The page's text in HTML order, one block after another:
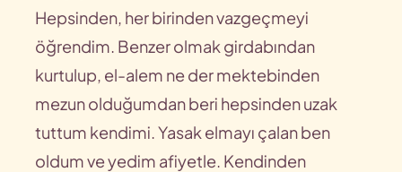
Hepsinden, her birinden vazgeçmeyi
öğrendim. Benzer olmak girdabından
kurtulup, el-alem ne der mektebinden
mezun olduğumdan beri hepsinden uzak
tuttum kendimi. Yasak elmayı çalan ben
oldum ve yedim afiyetle. Kendinden